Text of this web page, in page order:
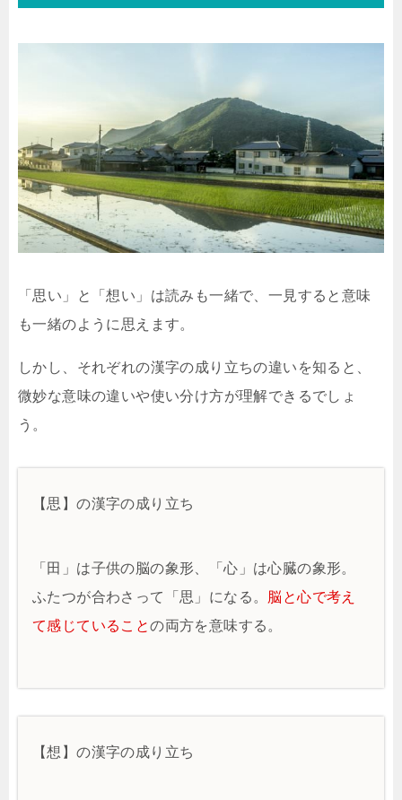
「思い」と「想い」は読みも一緒で、一見すると意味
も一緒のように思えます。
しかし、それぞれの漢字の成り立ちの違いを知ると、
微妙な意味の違いや使い分け方が理解できるでしょ
う。
【思】の漢字の成り立ち
「田」は子供の脳の象形、「心」は心臓の象形。
ふたつが合わさって「思」になる。
脳と心で考え
て感じていることの両方を意味する。
【想】の漢字の成り立ち